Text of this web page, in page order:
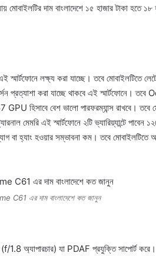
দাম বাংলাদেশে ১৫ হাজার টাকা হতে ১৮
লক্ষ্য করা যাচ্ছে। তবে মোবাইলটিতে
করা যাচ্ছে থাকবে এই স্মার্টফোনে।
হিসাবে বেশ ভালো পারফরম্যান্স রাখবে। তবে
মেমরি এই স্মার্টফোনে ২টি ভ্যারিয়্যান্টে পাবেন
বা হ্যাং হওয়ার সম্ভাবনা কম। তবে মোবাইলটিতে
C61 এর দাম বাংলাদেশে কত জানুন
1.8 অ্যাপারচার) যা PDAF প্রযুক্তি সাপোর্ট